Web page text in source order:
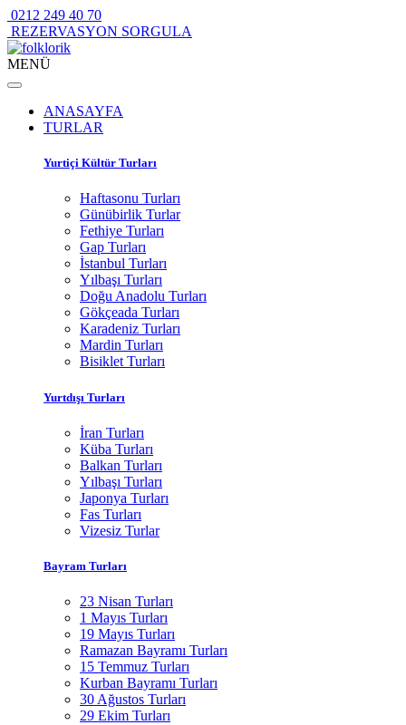
0212 249 40 70
REZERVASYON SORGULA
MENÜ
ANASAYFA
TURLAR
Yurtiçi Kültür Turları
Haftasonu Turları
Günübirlik Turlar
Fethiye Turları
Gap Turları
İstanbul Turları
Yılbaşı Turları
Doğu Anadolu Turları
Gökçeada Turları
Karadeniz Turları
Mardin Turları
Bisiklet Turları
Yurtdışı Turları
İran Turları
Küba Turları
Balkan Turları
Yılbaşı Turları
Japonya Turları
Fas Turları
Vizesiz Turlar
Bayram Turları
23 Nisan Turları
1 Mayıs Turları
19 Mayıs Turları
Ramazan Bayramı Turları
15 Temmuz Turları
Kurban Bayramı Turları
30 Ağustos Turları
29 Ekim Turları